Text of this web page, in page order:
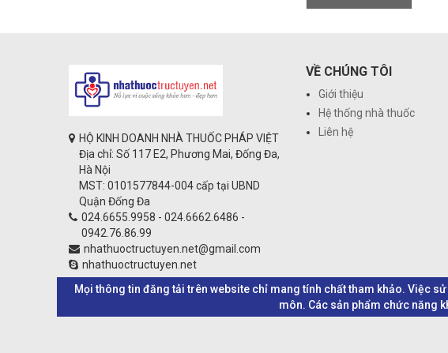
HỘ KINH DOANH NHÀ THUỐC PHÁP VIỆT
Địa chỉ: Số 117 E2, Phương Mai, Đống Đa,
Hà Nội
MST: 0101577844-004 cấp tại UBND
Quận Đống Đa
024.6655.9958 - 024.6662.6486 -
0942.76.86.99
nhathuoctructuyen.net@gmail.com
nhathuoctructuyen.net
VỀ CHÚNG TÔI
Giới thiệu
Hệ thống nhà thuốc
Liên hệ
Mọi thông tin đăng tải trên website chỉ mang tính chất tham khảo. Việc
môn. Các sản phẩm chức năng